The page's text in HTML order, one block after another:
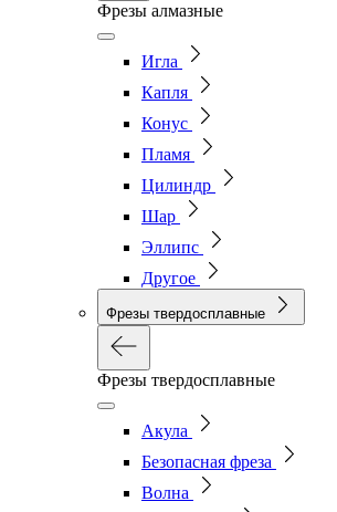
Фрезы алмазные
Игла
Капля
Конус
Пламя
Цилиндр
Шар
Эллипс
Другое
Фрезы твердосплавные
Фрезы твердосплавные
Акула
Безопасная фреза
Волна